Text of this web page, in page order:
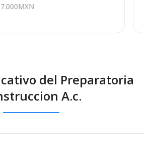
del Preparatoria
A.c.